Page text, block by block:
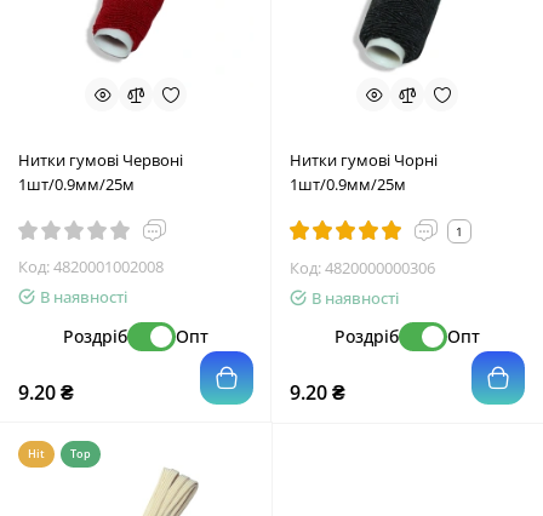
Нитки гумові Червоні
1шт/0.9мм/25м
Код:4820001002008
В наявності
Роздріб Опт
9.20 ₴
Нитки гумові Чорні
1шт/0.9мм/25м
1
Код:4820000000306
В наявності
Роздріб Опт
9.20 ₴
Hit Top